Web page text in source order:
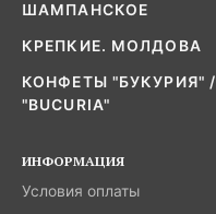
ШАМПАНСКОЕ
КРЕПКИЕ. МОЛДОВА
КОНФЕТЫ "БУКУРИЯ" /
"BUCURIA"
ИНФОРМАЦИЯ
Условия оплаты